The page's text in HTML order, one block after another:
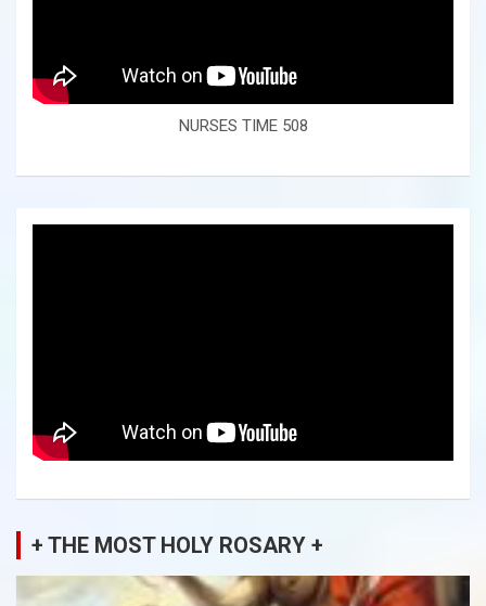
NURSES TIME 508
+ THE MOST HOLY ROSARY +